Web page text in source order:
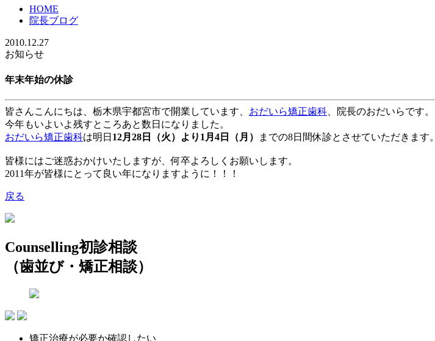
HOME
院長ブログ
2010.12.27
お知らせ
年末年始の休診
皆さんこんにちは、 栃木県宇都宮市で開業しています、 おだいら矯正歯科、院長のおだいらです。
今年もいよいよ残すところあと数日になりました。
おだいら矯正歯科は明日 12月 28 日（火）より 1月 4 日（月） までの8日間休診とさせていただきます。
皆様にはご迷惑おかけいたしますが、何卒よろしくお願いします。
2011年が皆様にとって良い年になりますように！！！
戻る
Counselling初診相談
（歯並び・矯正相談）
矯正治療が必要か確認したい